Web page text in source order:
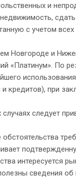
и
с учетом
Новгороде и
«Платинум». По
и кредитов), при
случаях следует
интересуется
сведения об